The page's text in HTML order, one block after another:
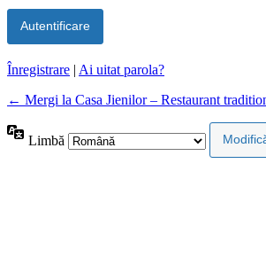
Înregistrare | Ai uitat parola?
← Mergi la Casa Jienilor – Restaurant
Limbă